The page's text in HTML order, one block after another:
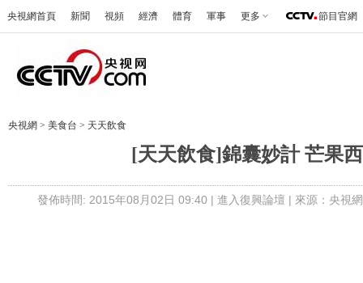
央視網首頁 新聞 視頻 經濟 體育 軍事 更多 節目官網
央視網 > 美食台 > 天天飲食
[天天飲食]錦囊妙計 芒果
發佈時間: 2015年08月02日 09:40 | 進入復興論壇 | 來源：央視